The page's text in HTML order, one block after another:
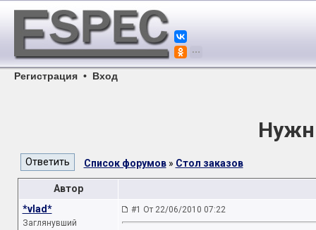
Регистрация • Вход
Список форумов» Стол заказов
Автор
*vlad*
Заглянувший
#1 От 22/06/2010 07:22